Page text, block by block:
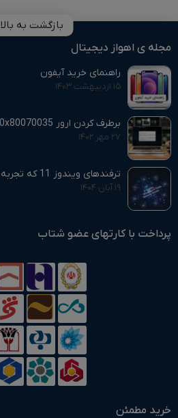
بازگشت به بالا
مجله ی اهواز دیجیتال
راهنمای خرید آیفون
۱۵ اردیبهشت ۱۴۰۳
برطرف کردن ارور 0x80070035
۲۷ مهر ۱۴۰۲
ترفندهای ویندوز 11 که تجربه کار شما را متحول می‌ کنند
۱۹ آبان ۱۴۰۴
پرداخت با کارتهای عضو شتاب
خرید مطمئن